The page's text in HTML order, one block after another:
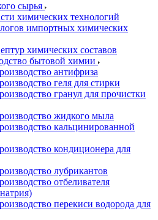
сырья
химических технологий
импортных химических
химических составов
бытовой химии
антифриза
геля для стирки
гранул для прочистки
жидкого мыла
кальцинированной
кондиционера для
лубрикантов
отбеливателя
перекиси водорода для